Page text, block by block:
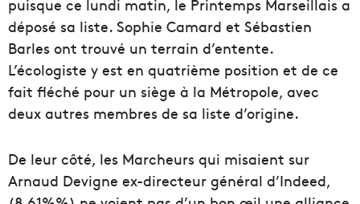
puisque ce lundi matin, le Printemps Marseillais a
déposé sa liste. Sophie Camard et Sébastien
Barles ont trouvé un terrain d’entente.
L’écologiste y est en quatrième position et de ce
fait fléché pour un siège à la Métropole, avec
deux autres membres de sa liste d’origine.
De leur côté, les Marcheurs qui misaient sur
Arnaud Devigne ex-directeur général d’Indeed,